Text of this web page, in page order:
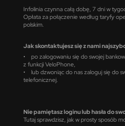
Infolinia czynna całą dobę, 7 dni w
Opłata za połączenie według taryfy
polskim.
Jak skontaktujesz się z nami
• po zalogowaniu się do swojej
z funkcji VeloPhone,
• lub dzwoniąc do nas zaloguj się do
telefonicznej.
Nie pamiętasz loginu lub hasła do
Tutaj sprawdzisz, jak w prosty sposób